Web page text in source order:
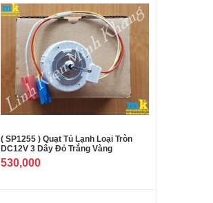
( SP1255 ) Quạt Tủ Lạnh Loại Tròn
DC12V 3 Dây Đỏ Trắng Vàng
530,000